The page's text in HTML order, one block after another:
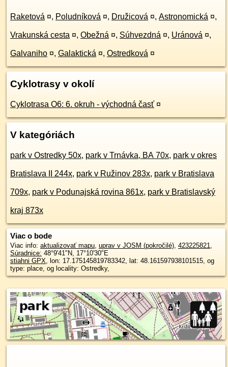
Raketová ¤, Poludníková ¤, Družicová ¤, Astronomická ¤,
Vrakunská cesta ¤, Obežná ¤, Súhvezdná ¤, Uránová ¤,
Galvaniho ¤, Galaktická ¤, Ostredková ¤
Cyklotrasy v okolí
Cyklotrasa O6: 6. okruh - východná časť ¤
V kategóriách
park v Ostredky 50x, park v Trnávka, BA 70x, park v okres
Bratislava II 244x, park v Ružinov 283x, park v Bratislava
709x, park v Podunajská rovina 861x, park v Bratislavský
kraj 873x
Viac o bode
Viac info: aktualizovať mapu, uprav v JOSM (pokročilé), 423225821,
Súradnice: 48°9'41"N, 17°10'30"E
stiahni GPX, lon: 17.175145819783342, lat: 48.161597938101515, og
type: place, og locality: Ostredky,